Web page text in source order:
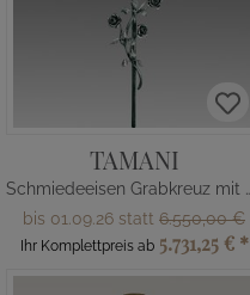
TAMANI
Schmiedeeisen Grabkreuz mit Rosenranke
bis 01.09.26 statt 6.550,00 €
Ihr Komplettpreis ab 5.731,25 € *